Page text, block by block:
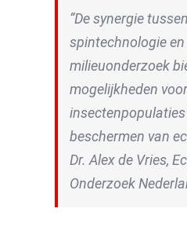
“De synergie
spintechnologie en
milieuonderzoek
mogelijkheden
beschermen van
Dr. Alex de Vries,
Onderzoek